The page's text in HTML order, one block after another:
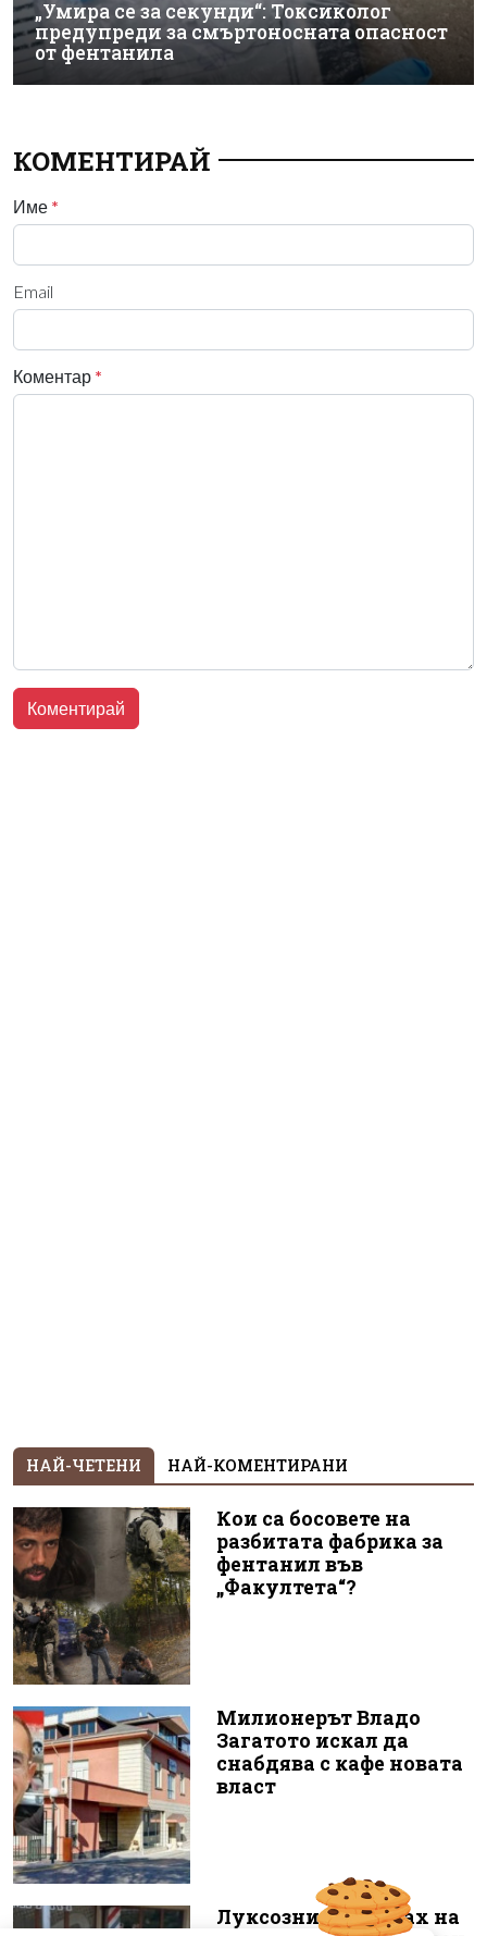
„Умира се за секунди“: Токсиколог
предупреди за смъртоносната опасност
от фентанила
КОМЕНТИРАЙ
Име *
Email
Коментар *
НАЙ-ЧЕТЕНИ НАЙ-КОМЕНТИРАНИ
Кои са босовете на
разбитата фабрика за
фентанил във
„Факултета“?
Милионерът Владо
Загатото искал да
снабдява с кафе новата
власт
Луксозният майбах на